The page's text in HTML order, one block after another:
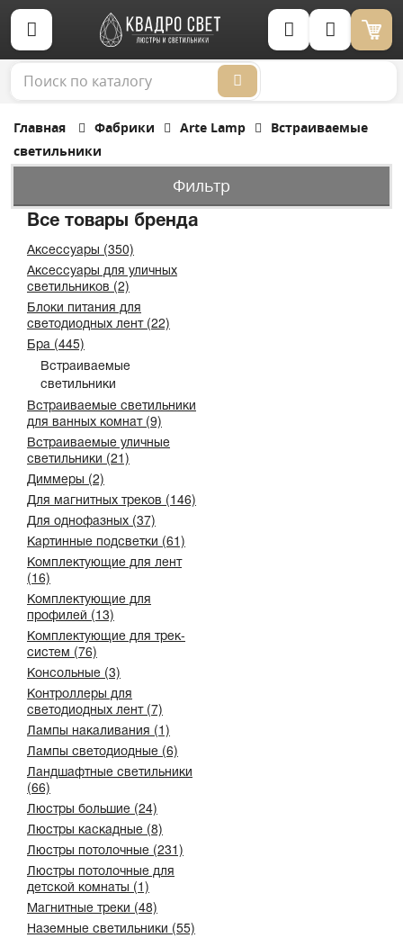
Корзина (0)
Главная Фабрики Arte Lamp
Встраиваемые
светильники
Фильтр
Все товары бренда
Аксессуары (350)
Аксессуары для уличных
светильников (2)
Блоки питания для
светодиодных лент (22)
Бра (445)
Встраиваемые
светильники
Встраиваемые светильники
для ванных комнат (9)
Встраиваемые уличные
светильники (21)
Диммеры (2)
Для магнитных треков (146)
Для однофазных (37)
Картинные подсветки (61)
Комплектующие для лент
(16)
Комплектующие для
профилей (13)
Комплектующие для трек-
систем (76)
Консольные (3)
Контроллеры для
светодиодных лент (7)
Лампы накаливания (1)
Лампы светодиодные (6)
Ландшафтные светильники
(66)
Люстры большие (24)
Люстры каскадные (8)
Люстры потолочные (231)
Люстры потолочные для
детской комнаты (1)
Магнитные треки (48)
Наземные светильники (55)